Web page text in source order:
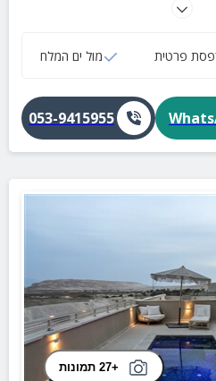
פרטית מול ים המלח
053-9415955
+27 תמונות